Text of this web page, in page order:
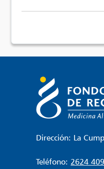
Dirección: La
Teléfono: 2624